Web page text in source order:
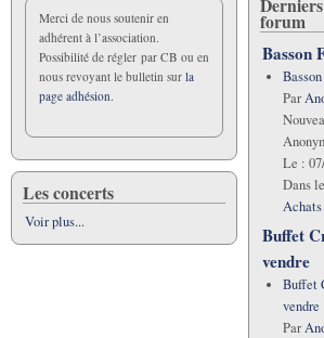
Merci de nous soutenir en
adhérent à l’association.
Possibilité de régler par CB ou en
nous revoyant le bulletin sur la
page adhésion.
Les concerts
Voir plus...
forum
Basson
Par
Le :
Dans
Buffet
vendre
Buffet
vendre
Par